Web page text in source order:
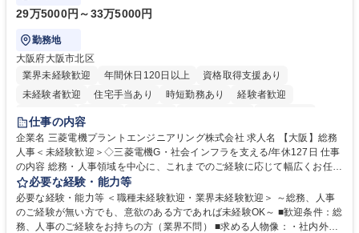
29万5000円～33万5000円
勤務地
大阪府大阪市北区
業界未経験歓迎
年間休日120日以上
資格取得支援あり
未経験者歓迎
住宅手当あり 時短勤務あり
経験者歓迎
退職金あり
駅近5分以内
土日祝休み 服装自由 寮・社宅あり 食事補助あり
仕事の内容
企業名 三菱電機プラントエンジニアリング株式会社 求人名 【大阪】総務
人事＜未経験歓迎＞◇三菱電機G・社会インフラを支える/年休127日 仕事
の内容 総務・人事領域を中心に、これまでのご経験に応じて幅広くお任せ
します。 ＜具体的には＞ ・総務/人事労務（給与・社保・勤怠管理など）
・採用・教育研修 ・福利厚生運用 など ※基本的には事務所勤務ですが、
採用や教育等の業務内容により、関西圏以外への日帰り・宿泊を伴う国内
出張もございます。 ※担当業務を持ちつつ、お互いに助け合いながら、総
必要な経験・能力等
必要な経験・能力等 ＜職種未経験歓迎・業界未経験歓迎＞ ～総務、人事
のご経験が無い方でも、意欲のある方であれば未経験OK～ ■歓迎条件：総
務、人事のご経験をお持ちの方（業界不問） ■求める人物像：・社内外の